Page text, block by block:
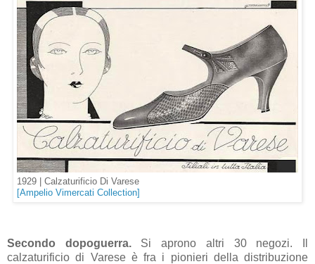
1929 | Calzaturificio Di Varese
[Ampelio Vimercati Collection]
Secondo dopoguerra. Si aprono altri 30 negozi. Il
calzaturificio di Varese è fra i pionieri della distribuzione